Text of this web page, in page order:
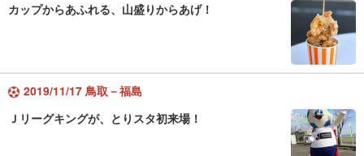
カップからあふれる、山盛りからあげ！
2019/11/17 鳥取－福島
Ｊリーグキングが、とりスタ初来場！